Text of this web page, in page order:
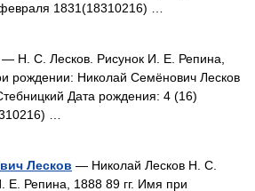
1831(18310216) …
— Н. С. Лесков. Рисунок И. Е. Репина,
рождении: Николай Семёнович Лесков
Дата рождения: 4 (16)
…
Лесков — Николай Лесков Н. С.
Е. Репина, 1888 89 гг. Имя при